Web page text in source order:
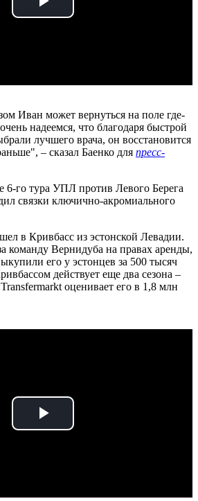
Play
Иван может вернуться на поле где-
надеемся, что благодаря быстрой
лучшего врача, он восстановится
– сказал Баенко для пресс-
6-го тура УПЛ против Левого Берега
связки ключично-акромиального
в Кривбасс из эстонской Левадии.
команду Вернидуба на правах аренды,
его у эстонцев за 500 тысяч
действует еще два сезона –
оценивает его в 1,8 млн
Play